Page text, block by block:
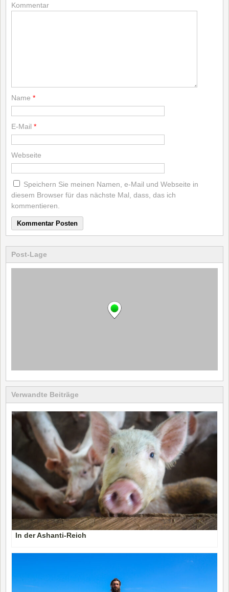
Kommentar
Name *
E-Mail *
Webseite
Speichern Sie meinen Namen, e-Mail und Webseite in
diesem Browser für das nächste Mal, dass, das ich
kommentieren.
Post-Lage
Verwandte Beiträge
In der Ashanti-Reich